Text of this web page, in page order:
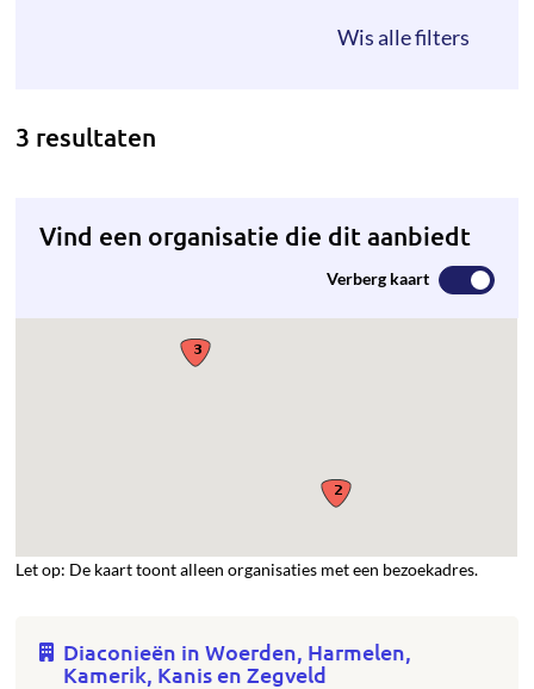
3 resultaten
Vind een organisatie die dit aanbiedt
Verberg kaart
Let op: De kaart toont alleen organisaties met een bezoekadres.
Diaconieën in Woerden, Harmelen,
Kamerik, Kanis en Zegveld